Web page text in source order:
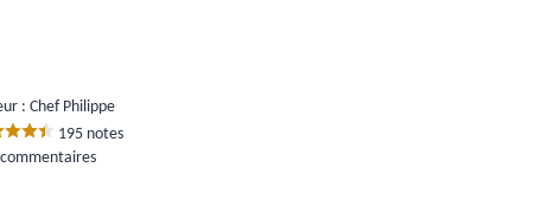
: Chef Philippe
195 notes